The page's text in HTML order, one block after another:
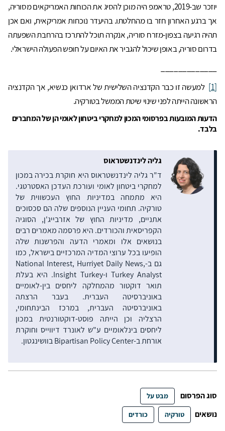
יוזכר שב-2019, טראמפ היה מוכן להסיג את הכוחות האמריקאים מסוריה,
אך ברגע האחרון חזר בו מהחלטתו. בהיעדר נוכחות אמריקאית, ואם אכן
תהיה רגיעה בצפון-מזרח סוריה, אנקרה תוכל להתרכז בהרחבת השפעתה
בדרום סוריה, באופן שיכול להגביר את האיום על חופש הפעולה הישראלי.
[1]
למעשה זו כבר הקדנציה השלישית של ארדואן כנשיא, אך הקדנציה
הראשונה הייתה לפני שינוי שיטת הממשל בטורקיה.
הדעות המובעות בפרסומי המכון למחקרי ביטחון לאומי הן של המחברים
בלבד.
גליה לינדנשטראוס
ד"ר גליה לינדנשטראוס היא חוקרת בכירה במכון
למחקרי ביטחון לאומי ועורכת העדכן האסטרטגי.
היא מתמחה במדיניות החוץ העכשווית של
טורקיה. תחומי העניין הנוספים שלה הם סכסוכים
אתניים, מדיניות החוץ של אזרבייג'ן, הסוגיה
הקפריסאית והכורדים. היא פרסמה מאמרים רבים
בנושאים אלו ומאמרי הדעה והפרשנות שלה
הופיעו בכל ערוצי המדיה המרכזיים בישראל, כמו
גם ב-National Interest, Hurriyet Daily News,
Turkey Analyst ו-Insight Turkey. היא בעלת
תואר דוקטור מהמחלקה ליחסים בין-לאומיים
באוניברסיטה העברית. בעבר הרצתה
באוניברסיטה העברית, במרכז הבינתחומי,
הרצליה וכן הייתה פוסט-דוקטורנטית במכון
ליחסים בינלאומיים ע"ש לאונרד דיווייס וחוקרת
אורחת ב-Bipartisan Policy Center בוושינגטון.
סוג הפרסום מבט על
נושאים טורקיה כורדים